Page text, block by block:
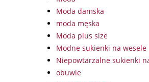
Moda damska
moda męska
Moda plus size
Modne sukienki na wesele
Niepowtarzalne sukienki
obuwie